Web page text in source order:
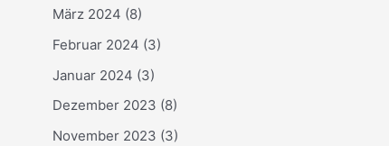
März 2024 (8)
Februar 2024 (3)
Januar 2024 (3)
Dezember 2023 (8)
November 2023 (3)